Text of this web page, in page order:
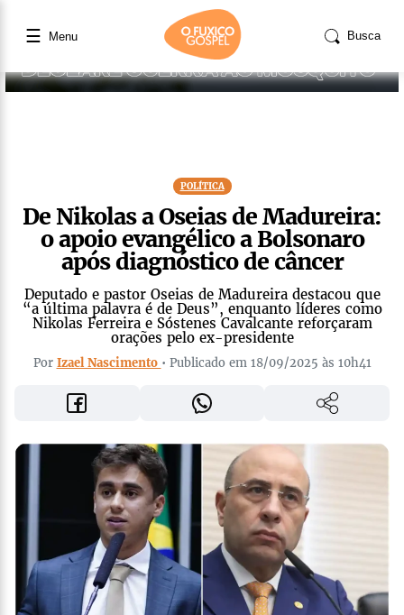
☰ Menu Busca
POLÍTICA
De Nikolas a Oseias de Madureira:
o apoio evangélico a Bolsonaro
após diagnóstico de câncer
Deputado e pastor Oseias de Madureira destacou que
“a última palavra é de Deus”, enquanto líderes como
Nikolas Ferreira e Sóstenes Cavalcante reforçaram
orações pelo ex-presidente
Por Izael Nascimento • Publicado em 18/09/2025 às 10h41